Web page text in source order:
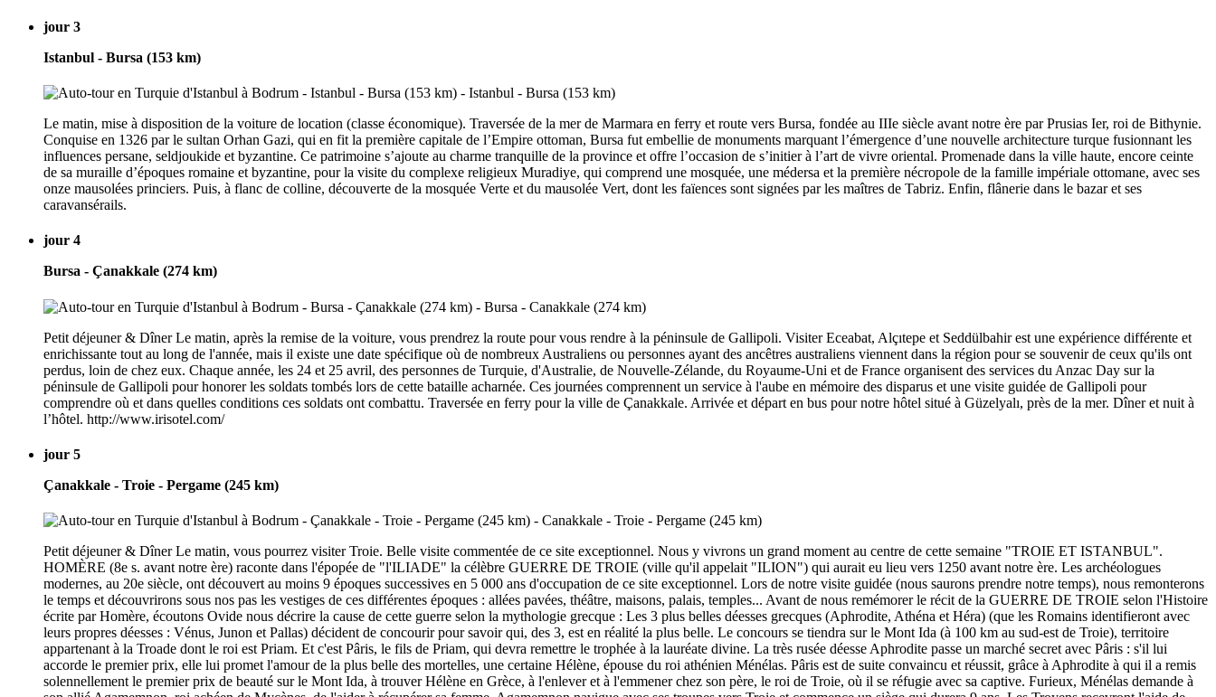
jour 3
Istanbul - Bursa (153 km)
Le matin, mise à disposition de la voiture de location (classe économique). Traversée de la mer de Marmara en ferry et route vers Bursa, fondée au IIIe siècle avant notre ère par Prusias Ier, roi de Bithynie.
Conquise en 1326 par le sultan Orhan Gazi, qui en fit la première capitale de l’Empire ottoman, Bursa fut embellie de monuments marquant l’émergence d’une nouvelle architecture turque fusionnant les
influences persane, seldjoukide et byzantine. Ce patrimoine s’ajoute au charme tranquille de la province et offre l’occasion de s’initier à l’art de vivre oriental. Promenade dans la ville haute, encore ceinte
de sa muraille d’époques romaine et byzantine, pour la visite du complexe religieux Muradiye, qui comprend une mosquée, une médersa et la première nécropole de la famille impériale ottomane, avec ses
onze mausolées princiers. Puis, à flanc de colline, découverte de la mosquée Verte et du mausolée Vert, dont les faïences sont signées par les maîtres de Tabriz. Enfin, flânerie dans le bazar et ses
caravansérails.
jour 4
Bursa - Çanakkale (274 km)
Petit déjeuner & Dîner Le matin, après la remise de la voiture, vous prendrez la route pour vous rendre à la péninsule de Gallipoli. Visiter Eceabat, Alçıtepe et Seddülbahir est une expérience différente et
enrichissante tout au long de l'année, mais il existe une date spécifique où de nombreux Australiens ou personnes ayant des ancêtres australiens viennent dans la région pour se souvenir de ceux qu'ils ont
perdus, loin de chez eux. Chaque année, les 24 et 25 avril, des personnes de Turquie, d'Australie, de Nouvelle-Zélande, du Royaume-Uni et de France organisent des services du Anzac Day sur la
péninsule de Gallipoli pour honorer les soldats tombés lors de cette bataille acharnée. Ces journées comprennent un service à l'aube en mémoire des disparus et une visite guidée de Gallipoli pour
comprendre où et dans quelles conditions ces soldats ont combattu. Traversée en ferry pour la ville de Çanakkale. Arrivée et départ en bus pour notre hôtel situé à Güzelyalı, près de la mer. Dîner et nuit à
l’hôtel. http://www.irisotel.com/
jour 5
Çanakkale - Troie - Pergame (245 km)
Petit déjeuner & Dîner Le matin, vous pourrez visiter Troie. Belle visite commentée de ce site exceptionnel. Nous y vivrons un grand moment au centre de cette semaine "TROIE ET ISTANBUL".
HOMÈRE (8e s. avant notre ère) raconte dans l'épopée de "l'ILIADE" la célèbre GUERRE DE TROIE (ville qu'il appelait "ILION") qui aurait eu lieu vers 1250 avant notre ère. Les archéologues
modernes, au 20e siècle, ont découvert au moins 9 époques successives en 5 000 ans d'occupation de ce site exceptionnel. Lors de notre visite guidée (nous saurons prendre notre temps), nous remonterons
le temps et découvrirons sous nos pas les vestiges de ces différentes époques : allées pavées, théâtre, maisons, palais, temples... Avant de nous remémorer le récit de la GUERRE DE TROIE selon l'Histoire
écrite par Homère, écoutons Ovide nous décrire la cause de cette guerre selon la mythologie grecque : Les 3 plus belles déesses grecques (Aphrodite, Athéna et Héra) (que les Romains identifieront avec
leurs propres déesses : Vénus, Junon et Pallas) décident de concourir pour savoir qui, des 3, est en réalité la plus belle. Le concours se tiendra sur le Mont Ida (à 100 km au sud-est de Troie), territoire
appartenant à la Troade dont le roi est Priam. Et c'est Pâris, le fils de Priam, qui devra remettre le trophée à la lauréate divine. La très rusée déesse Aphrodite passe un marché secret avec Pâris : s'il lui
accorde le premier prix, elle lui promet l'amour de la plus belle des mortelles, une certaine Hélène, épouse du roi athénien Ménélas. Pâris est de suite convaincu et réussit, grâce à Aphrodite à qui il a remis
solennellement le premier prix de beauté sur le Mont Ida, à trouver Hélène en Grèce, à l'enlever et à l'emmener chez son père, le roi de Troie, où il se réfugie avec sa captive. Furieux, Ménélas demande à